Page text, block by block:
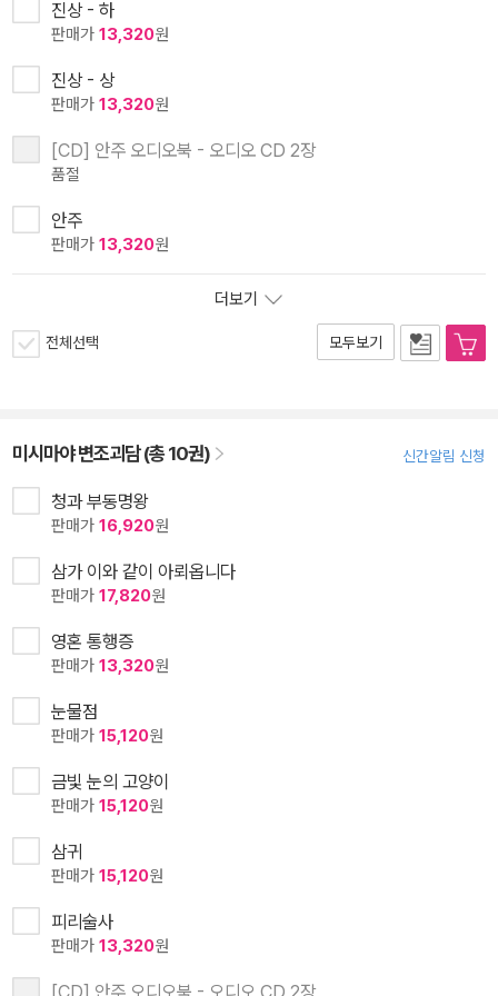
진상 - 하
판매가 13,320원
진상 - 상
판매가 13,320원
[CD] 안주 오디오북 - 오디오 CD 2장
품절
안주
판매가 13,320원
더보기
전체선택 모두보기
미시마야 변조괴담 (총 10권) 신간알림 신청
청과 부동명왕
판매가 16,920원
삼가 이와 같이 아뢰옵니다
판매가 17,820원
영혼 통행증
판매가 13,320원
눈물점
판매가 15,120원
금빛 눈의 고양이
판매가 15,120원
삼귀
판매가 15,120원
피리술사
판매가 13,320원
[CD] 안주 오디오북 - 오디오 CD 2장